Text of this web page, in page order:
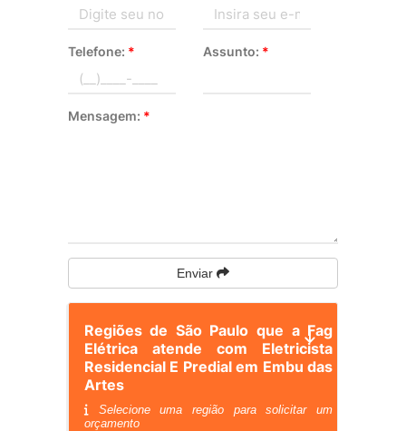
Telefone: * Assunto: *
Mensagem: *
Enviar
Regiões de São Paulo que a Fag
Elétrica atende com Eletricista
Residencial E Predial em Embu das
Artes
Selecione uma região para solicitar um
orçamento